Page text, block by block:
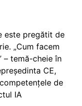
este pregătit de
„Cum facem
– temă-cheie în
CE,
de
IA